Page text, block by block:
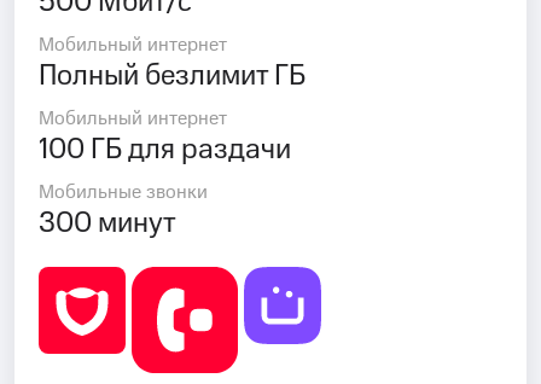
Мобильный интернет
Полный безлимит ГБ
Мобильный интернет
100 ГБ для раздачи
Мобильные звонки
300 минут